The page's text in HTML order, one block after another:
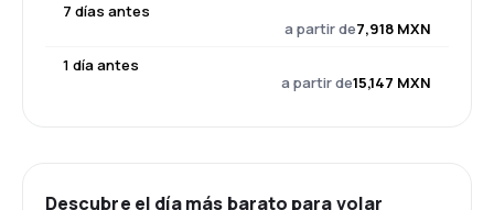
7 días antes
a partir de7,918 MXN
1 día antes
a partir de15,147 MXN
Descubre el día más barato para volar